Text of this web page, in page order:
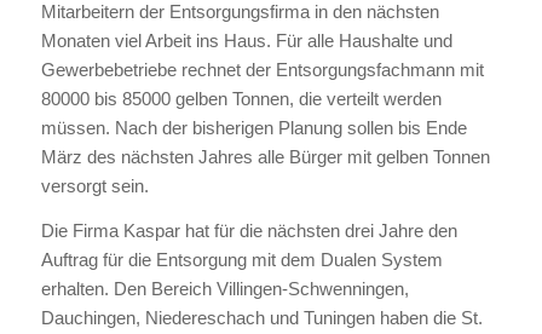
Mitarbeitern der Entsorgungsfirma in den nächsten
Monaten viel Arbeit ins Haus. Für alle Haushalte und
Gewerbebetriebe rechnet der Entsorgungsfachmann mit
80000 bis 85000 gelben Tonnen, die verteilt werden
müssen. Nach der bisherigen Planung sollen bis Ende
März des nächsten Jahres alle Bürger mit gelben Tonnen
versorgt sein.
Die Firma Kaspar hat für die nächsten drei Jahre den
Auftrag für die Entsorgung mit dem Dualen System
erhalten. Den Bereich Villingen-Schwenningen,
Dauchingen, Niedereschach und Tuningen haben die St.